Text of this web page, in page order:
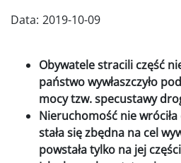
Data: 2019-10-09
Obywatele stracili część
państwo wywłaszczyło
mocy tzw. specustawy
Nieruchomość nie
stała się zbędna na cel
powstała tylko na jej części